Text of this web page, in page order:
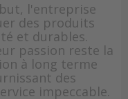
l'entreprise
des produits
et durables.
passion reste la
à long terme
des
impeccable.